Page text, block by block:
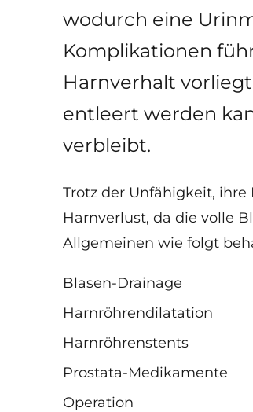
wodurch eine
Komplikationen
Harnverhalt
entleert werden
verbleibt.
Trotz der Unfähigkeit,
Harnverlust, da die volle
Allgemeinen wie folgt
Blasen-Drainage
Harnröhrendilatation
Harnröhrenstents
Prostata-Medikamente
Operation